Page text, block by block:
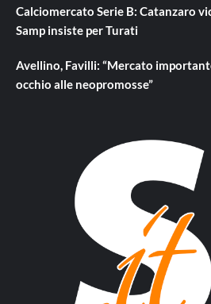
Calciomercato Serie B: Catanzaro
Samp insiste per Turati
Avellino, Favilli: “Mercato
occhio alle neopromosse”